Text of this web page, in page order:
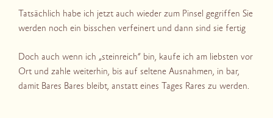
Tatsächlich habe ich jetzt auch wieder zum Pinsel gegriffen Sie
werden noch ein bisschen verfeinert und dann sind sie fertig
Doch auch wenn ich „steinreich“ bin, kaufe ich am liebsten vor
Ort und zahle weiterhin, bis auf seltene Ausnahmen, in bar,
damit Bares Bares bleibt, anstatt eines Tages Rares zu werden.